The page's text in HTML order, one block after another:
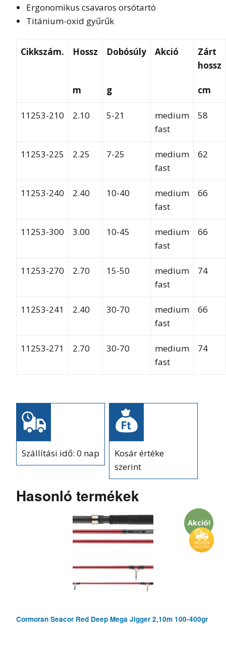
Ergonomikus csavaros orsótartó
Titánium-oxid gyűrűk
Cikkszám. Hossz Dobósúly Akció
Zárt
hossz
m g cm
11253-210 2.10 5-21
medium
fast
58
11253-225 2.25 7-25
medium
fast
62
11253-240 2.40 10-40
medium
fast
66
11253-300 3.00 10-45
medium
fast
66
11253-270 2.70 15-50
medium
fast
74
11253-241 2.40 30-70
medium
fast
66
11253-271 2.70 30-70
medium
fast
74
Szállítási idő: 0 nap
Kosár értéke
szerint
Hasonló termékek
Akció!
Cormoran Seacor Red Deep Mega Jigger 2,10m 100-400gr